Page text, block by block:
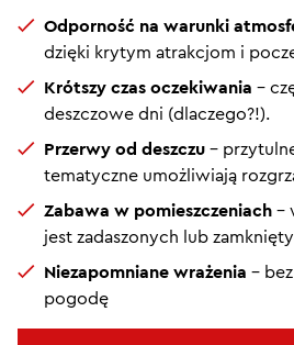
Odporność na warunki
dzięki krytym atrakcjom i
Krótszy czas oczekiwania -
deszczowe dni (dlaczego?!).
Przerwy od deszczu –
tematyczne umożliwiają
Zabawa w pomieszczeniach -
jest zadaszonych lub
Niezapomniane wrażenia -
pogodę